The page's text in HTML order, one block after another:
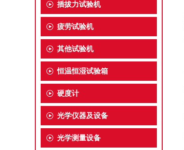
插拔力试验机
疲劳试验机
其他试验机
恒温恒湿试验箱
硬度计
光学仪器及设备
光学测量设备